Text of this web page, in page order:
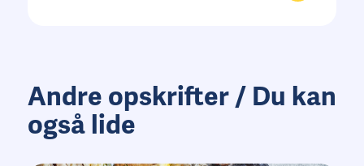
Andre opskrifter / Du kan
også lide